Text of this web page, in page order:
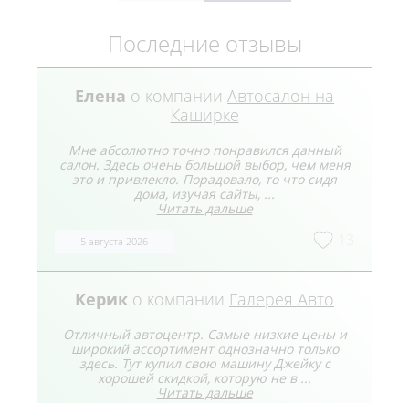
Последние отзывы
Елена о компании Автосалон на
Каширке
Мне абсолютно точно понравился данный
салон. Здесь очень большой выбор, чем меня
это и привлекло. Порадовало, то что сидя
дома, изучая сайты, ...
Читать дальше
5 августа 2026
Керик о компании Галерея Авто
Отличный автоцентр. Самые низкие цены и
широкий ассортимент однозначно только
здесь. Тут купил свою машину Джейку с
хорошей скидкой, которую не в ...
Читать дальше